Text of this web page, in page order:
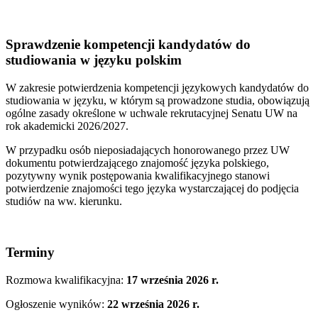
Sprawdzenie kompetencji kandydatów do
studiowania w języku polskim
W zakresie potwierdzenia kompetencji językowych kandydatów do
studiowania w języku, w którym są prowadzone studia, obowiązują
ogólne zasady określone w uchwale rekrutacyjnej Senatu UW na
rok akademicki 2026/2027.
W przypadku osób nieposiadających honorowanego przez UW
dokumentu potwierdzającego znajomość języka polskiego,
pozytywny wynik postępowania kwalifikacyjnego stanowi
potwierdzenie znajomości tego języka wystarczającej do podjęcia
studiów na ww. kierunku.
Terminy
Rozmowa kwalifikacyjna: 17 września 2026 r.
Ogłoszenie wyników: 22 września 2026 r.